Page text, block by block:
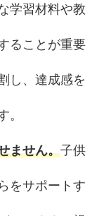
学習材料や教
ることが重要
し、達成感を
。
ません。子供
をサポートす